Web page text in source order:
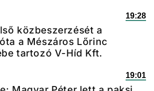
19:28
közbeszerzését a
a Mészáros Lőrinc
tartozó V-Híd Kft.
19:01